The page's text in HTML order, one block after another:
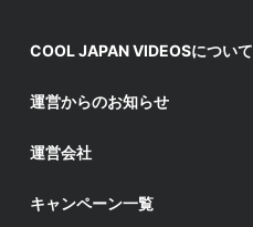
COOL JAPAN VIDEOSについて
運営からのお知らせ
運営会社
キャンペーン一覧